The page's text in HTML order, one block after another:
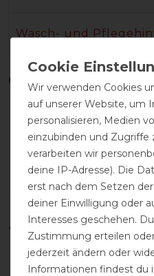
Wasch- und
Qualitätsstufen
Reißfestigkeit
Wir verwenden Cookies
auf unserer Website, um
personalisieren, Medien
einzubinden und Zugriffe
verarbeiten wir
deine IP-Adresse). Die
erst nach dem Setzen
deiner Einwilligung oder
Interesses geschehen.
Zustimmung erteilen
jederzeit ändern oder
Informationen findest du